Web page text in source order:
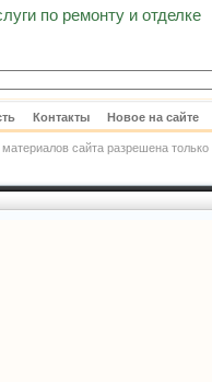
по ремонту и отделке
Контакты Новое на сайте
материалов сайта разрешена